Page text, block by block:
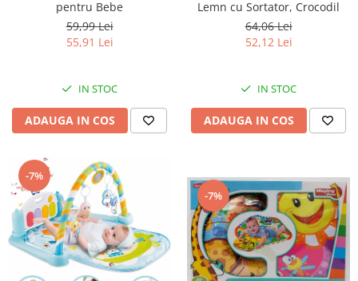
pentru Bebe
59,99 Lei
55,91 Lei
IN STOC
ADAUGA IN COS
Lemn cu Sortator, Crocodil
64,06 Lei
52,12 Lei
IN STOC
ADAUGA IN COS
-7%
-7%